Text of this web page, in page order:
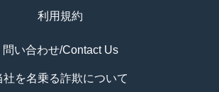
利用規約
問い合わせ/Contact Us
社を名乗る詐欺について